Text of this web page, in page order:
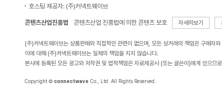
호스팅 제공자: (주)커넥트웨이브
콘텐츠산업진흥법 콘텐츠산업 진흥법에 의한 콘텐츠 보호 자세히보기
(주)커넥트웨이브는 상품판매와 직접적인 관련이 없으며, 모든 상거래의 책임은 구매자
이에 대해 (주)커넥트웨이브는 일체의 책임을 지지 않습니다.
본사에 등록된 모든 광고와 저작권 및 법적책임은 자료제공사 (또는 글쓴이)에게 있으므
Copyright © connectwave Co., Ltd. All Rights Reserved.